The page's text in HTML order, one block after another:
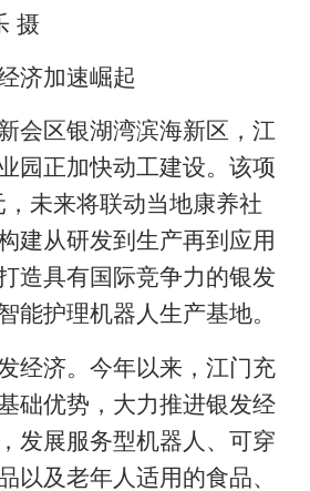
摄
济加速崛起
会区银湖湾滨海新区，江
园正加快动工建设。该项
未来将联动当地康养社
建从研发到生产再到应用
造具有国际竞争力的银发
能护理机器人生产基地。
经济。今年以来，江门充
础优势，大力推进银发经
发展服务型机器人、可穿
以及老年人适用的食品、